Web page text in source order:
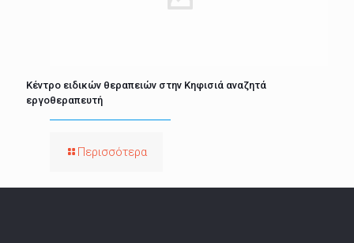
Κέντρο ειδικών θεραπειών στην Κηφισιά αναζητά
εργοθεραπευτή
Περισσότερα